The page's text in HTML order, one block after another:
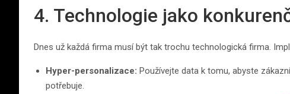
4. Technologie jako
Dnes už každá firma musí být tak trochu technologická firma.
Hyper-personalizace: Používejte data k tomu, abyste
potřebuje.